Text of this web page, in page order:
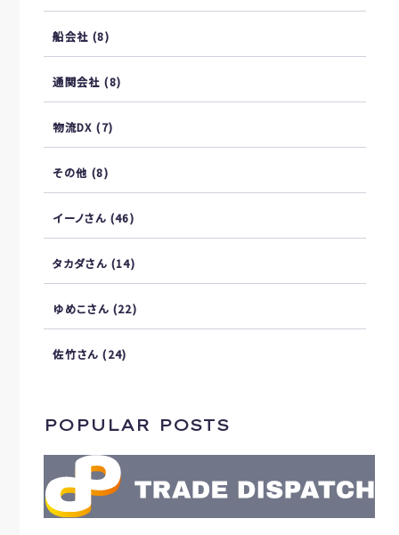
船会社 (8)
通関会社 (8)
物流DX (7)
その他 (8)
イーノさん (46)
タカダさん (14)
ゆめこさん (22)
佐竹さん (24)
POPULAR POSTS